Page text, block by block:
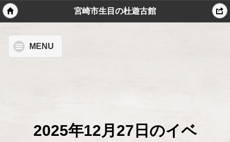
宮崎市生目の杜遊古館
MENU
2025年12月27日のイベ